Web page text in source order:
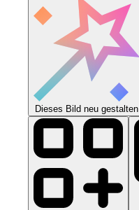
Dieses Bild neu gestalten